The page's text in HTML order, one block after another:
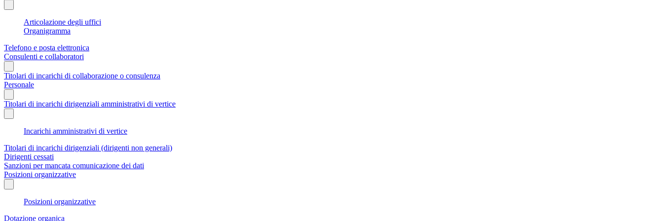
Articolazione degli uffici
Organigramma
Telefono e posta elettronica
Consulenti e collaboratori
Titolari di incarichi di collaborazione o consulenza
Personale
Titolari di incarichi dirigenziali amministrativi di vertice
Incarichi amministrativi di vertice
Titolari di incarichi dirigenziali (dirigenti non generali)
Dirigenti cessati
Sanzioni per mancata comunicazione dei dati
Posizioni organizzative
Posizioni organizzative
Dotazione organica